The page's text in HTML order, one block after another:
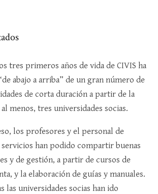
tres primeros años de vida de CIVIS ha
abajo a arriba” de un gran número de
de corta duración a partir de la
menos, tres universidades socias.
los profesores y el personal de
han podido compartir buenas
y de gestión, a partir de cursos de
y la elaboración de guías y manuales.
las universidades socias han ido